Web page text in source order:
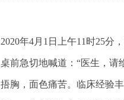
2020年4月1日上午11时25分
桌前急切地喊道：“医生，请
捂胸，面色痛苦。临床经验